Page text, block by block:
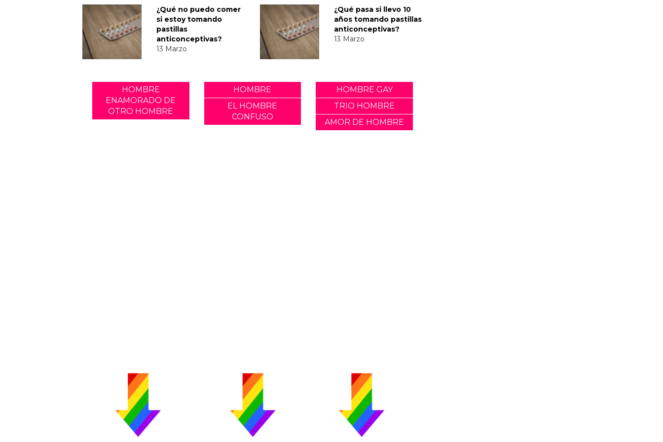
¿Qué no puedo comer
si estoy tomando
pastillas
anticonceptivas?
13 Marzo
¿Qué pasa si llevo 10
años tomando pastillas
anticonceptivas?
13 Marzo
HOMBRE
ENAMORADO DE
OTRO HOMBRE
HOMBRE
HOMBRE GAY
EL HOMBRE
CONFUSO
TRIO HOMBRE
AMOR DE HOMBRE